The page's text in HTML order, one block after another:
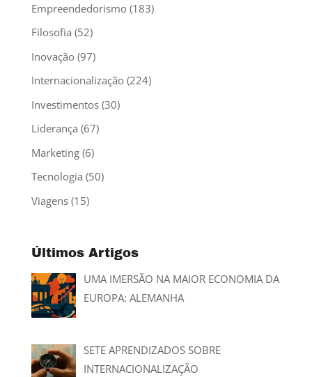
Empreendedorismo(183)
Filosofia (52)
Inovação(97)
Internacionalização(224)
Investimentos(30)
Liderança (67)
Marketing(6)
Tecnologia (50)
Viagens(15)
Últimos Artigos
UMA IMERSÃO NA MAIOR ECONOMIA DA
EUROPA: ALEMANHA
SETE APRENDIZADOS SOBRE
INTERNACIONALIZAÇÃO